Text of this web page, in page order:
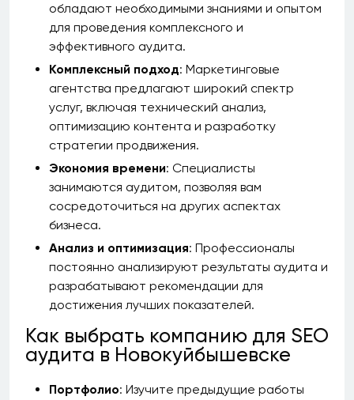
обладают необходимыми знаниями и опытом
для проведения комплексного и
эффективного аудита.
Комплексный подход: Маркетинговые
агентства предлагают широкий спектр
услуг, включая технический анализ,
оптимизацию контента и разработку
стратегии продвижения.
Экономия времени: Специалисты
занимаются аудитом, позволяя вам
сосредоточиться на других аспектах
бизнеса.
Анализ и оптимизация: Профессионалы
постоянно анализируют результаты аудита и
разрабатывают рекомендации для
достижения лучших показателей.
Как выбрать компанию для SEO
аудита в Новокуйбышевске
Портфолио: Изучите предыдущие работы